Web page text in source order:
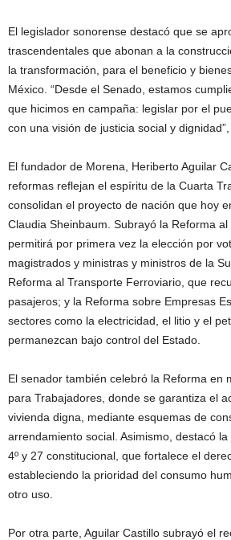
El legislador sonorense destacó que se
trascendentales que abonan a la
la transformación, para el beneficio y
México. “Desde el Senado, estamos
que hicimos en campaña: legislar por el
con una visión de justicia social y dignidad”,
El fundador de Morena, Heriberto Aguilar
reformas reflejan el espíritu de la Cuarta
consolidan el proyecto de nación que hoy
Claudia Sheinbaum. Subrayó la Reforma
permitirá por primera vez la elección por
magistrados y ministras y ministros de la
Reforma al Transporte Ferroviario, que
pasajeros; y la Reforma sobre Empresas
sectores como la electricidad, el litio y el
permanezcan bajo control del Estado.
El senador también celebró la Reforma en
para Trabajadores, donde se garantiza el
vivienda digna, mediante esquemas de
arrendamiento social. Asimismo, destacó
4º y 27 constitucional, que fortalece el
estableciendo la prioridad del consumo
otro uso.
Por otra parte, Aguilar Castillo subrayó el